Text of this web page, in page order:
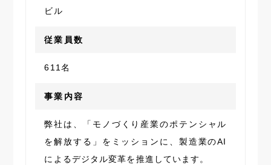
ビル
従業員数
611名
事業内容
弊社は、「モノづくり産業のポテンシャル
を解放する」をミッションに、製造業のAI
によるデジタル変革を推進しています。